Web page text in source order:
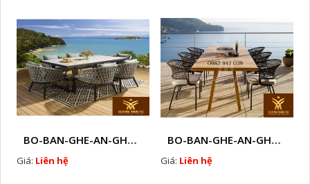
BO-BAN-GHE-AN-GHE-CAFE-MAY-NHUA-NGOAI-TROI-W1
Giá: Liên hệ
BO-BAN-GHE-AN-GHE-CAFE-MAY-NHUA-NGOAI-TROI-W2
Giá: Liên hệ